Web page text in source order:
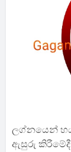
ලග්නයෙන්
ඇසුරු